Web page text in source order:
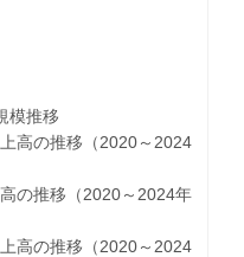
模推移
の推移（2020～2024
推移（2020～2024年
の推移（2020～2024